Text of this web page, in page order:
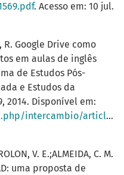
. Acesso em: 10 jul.
R. Google Drive como
em aulas de inglês
de Estudos Pós-
e Estudos da
2014. Disponível em:
article/view/2096
V. E.;ALMEIDA, C. M.
uma proposta de